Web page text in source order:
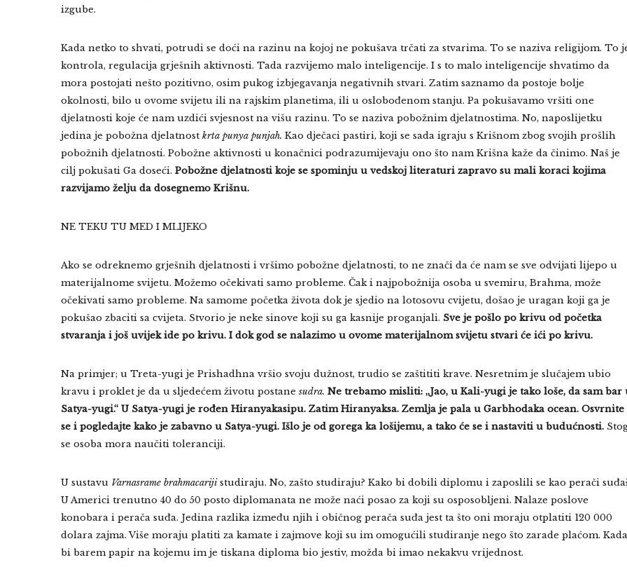
izgube.
Kada netko to shvati, potrudi se doći na razinu na kojoj ne pokušava trčati za stvarima. To se naziva religijom. To
kontrola, regulacija grješnih aktivnosti. Tada razvijemo malo inteligencije. I s to malo inteligencije shvatimo da
mora postojati nešto pozitivno, osim pukog izbjegavanja negativnih stvari. Zatim saznamo da postoje bolje
okolnosti, bilo u ovome svijetu ili na rajskim planetima, ili u oslobođenom stanju. Pa pokušavamo vršiti one
djelatnosti koje će nam uzdići svjesnost na višu razinu. To se naziva pobožnim djelatnostima. No, naposlijetku
jedina je pobožna djelatnost krta punya punjah. Kao dječaci pastiri, koji se sada igraju s Krišnom zbog svojih prošlih
pobožnih djelatnosti. Pobožne aktivnosti u konačnici podrazumijevaju ono što nam Krišna kaže da činimo. Naš je
cilj pokušati Ga doseći. Pobožne djelatnosti koje se spominju u vedskoj literaturi zapravo su mali koraci kojima
razvijamo želju da dosegnemo Krišnu.
NE TEKU TU MED I MLIJEKO
Ako se odreknemo grješnih djelatnosti i vršimo pobožne djelatnosti, to ne znači da će nam se sve odvijati lijepo u
materijalnome svijetu. Možemo očekivati samo probleme. Čak i najpobožnija osoba u svemiru, Brahma, može
očekivati samo probleme. Na samome početka života dok je sjedio na lotosovu cvijetu, došao je uragan koji ga je
pokušao zbaciti sa cvijeta. Stvorio je neke sinove koji su ga kasnije proganjali. Sve je pošlo po krivu od početka
stvaranja i još uvijek ide po krivu. I dok god se nalazimo u ovome materijalnom svijetu stvari će ići po krivu.
Na primjer; u Treta-yugi je Prishadhna vršio svoju dužnost, trudio se zaštititi krave. Nesretnim je slučajem ubio
kravu i proklet je da u sljedećem životu postane sudra. Ne trebamo misliti: „Jao, u Kali-yugi je tako loše, da sam bar
Satya-yugi.“ U Satya-yugi je rođen Hiranyakasipu. Zatim Hiranyaksa. Zemlja je pala u Garbhodaka ocean. Osvrnite
se i pogledajte kako je zabavno u Satya-yugi. Išlo je od gorega ka lošijemu, a tako će se i nastaviti u budućnosti.
se osoba mora naučiti toleranciji.
U sustavu Varnasrame brahmacarijistudiraju. No, zašto studiraju? Kako bi dobili diplomu i zaposlili se kao perači
U Americi trenutno 40 do 50 posto diplomanata ne može naći posao za koji su osposobljeni. Nalaze poslove
konobara i perača suđa. Jedina razlika između njih i običnog perača suđa jest ta što oni moraju otplatiti 120 000
dolara zajma. Više moraju platiti za kamate i zajmove koji su im omogućili studiranje nego što zarade plaćom. Kada
bi barem papir na kojemu im je tiskana diploma bio jestiv, možda bi imao nekakvu vrijednost.